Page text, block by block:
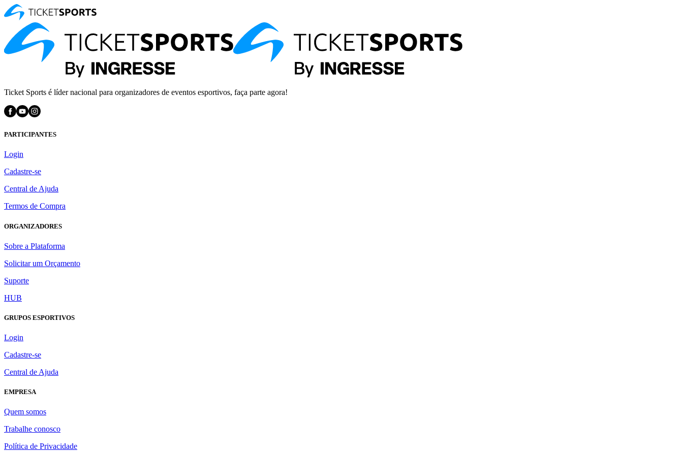
Ticket Sports é líder nacional para organizadores de eventos esportivos, faça parte agora!
PARTICIPANTES
Login
Cadastre-se
Central de Ajuda
Termos de Compra
ORGANIZADORES
Sobre a Plataforma
Solicitar um Orçamento
Suporte
HUB
GRUPOS ESPORTIVOS
Login
Cadastre-se
Central de Ajuda
EMPRESA
Quem somos
Trabalhe conosco
Política de Privacidade